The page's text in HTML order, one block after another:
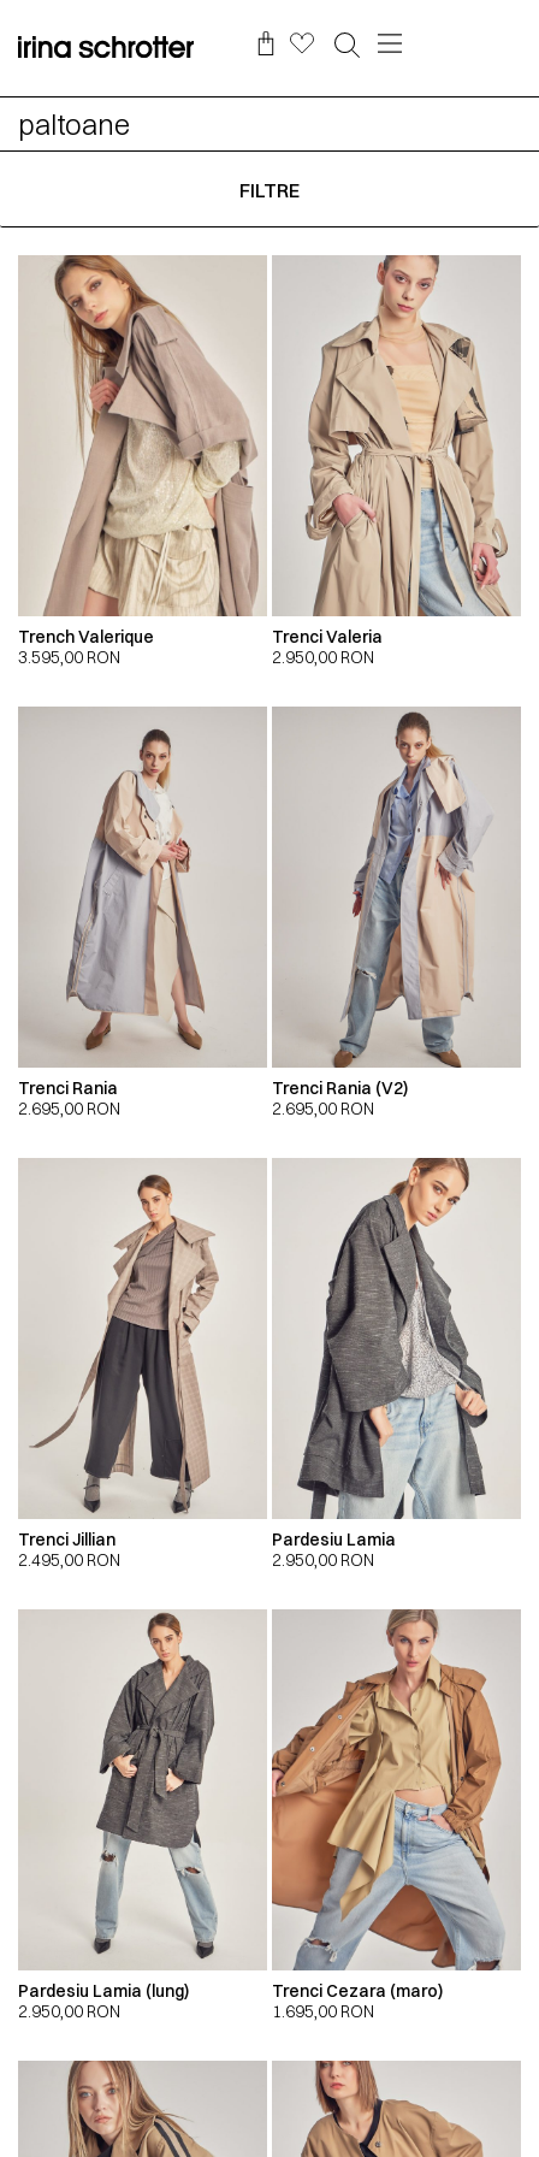
paltoane
FILTRE
Trench Valerique
3.595,00 RON
Trenci Valeria
2.950,00 RON
Trenci Rania
2.695,00 RON
Trenci Rania (V2)
2.695,00 RON
Trenci Jillian
2.495,00 RON
Pardesiu Lamia
2.950,00 RON
Pardesiu Lamia (lung)
2.950,00 RON
Trenci Cezara (maro)
1.695,00 RON